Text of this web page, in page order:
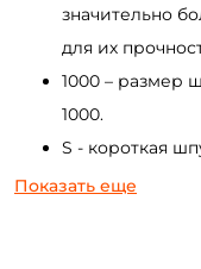
значительно
для их
1000 – размер
1000.
S - короткая
P - пониженное
Показать еще